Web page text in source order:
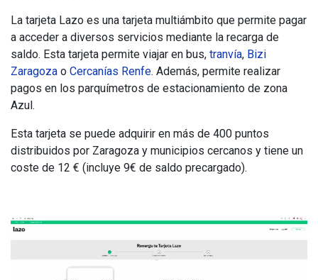
La tarjeta Lazo es una tarjeta multiámbito que permite pagar
a acceder a diversos servicios mediante la recarga de
saldo. Esta tarjeta permite viajar en bus, tranvía, Bizi
Zaragoza o Cercanías Renfe. Además, permite realizar
pagos en los parquímetros de estacionamiento de zona
Azul.
Esta tarjeta se puede adquirir en más de 400 puntos
distribuidos por Zaragoza y municipios cercanos y tiene un
coste de 12 € (incluye 9€ de saldo precargado).